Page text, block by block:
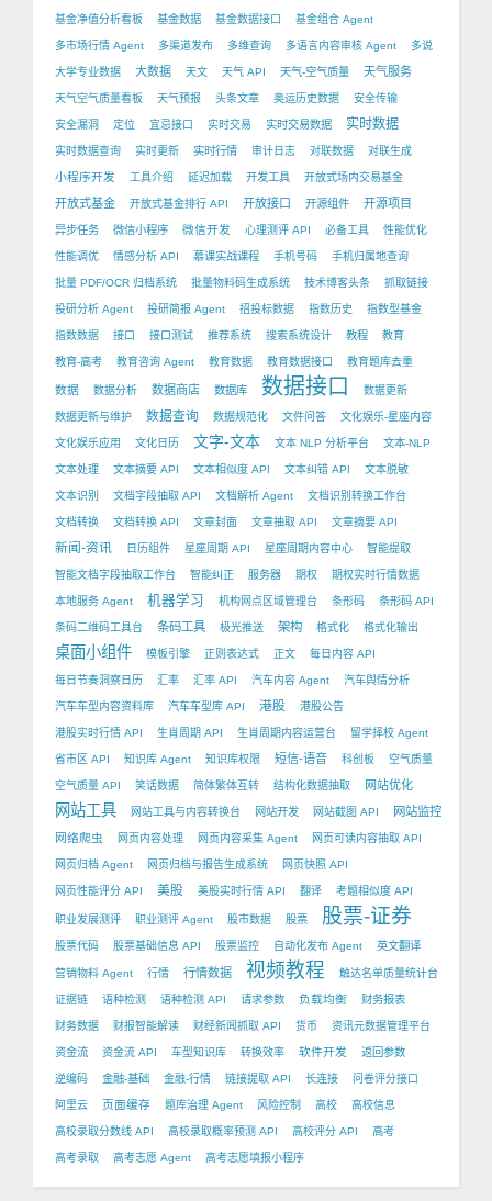
基金净值分析看板 基金数据 基金数据接口 基金组合 Agent
多市场行情 Agent 多渠道发布 多维查询 多语言内容审核 Agent 多说
大学专业数据 大数据 天文 天气 API 天气-空气质量 天气服务
天气空气质量看板 天气预报 头条文章 奥运历史数据 安全传输
安全漏洞 定位 宜忌接口 实时交易 实时交易数据 实时数据
实时数据查询 实时更新 实时行情 审计日志 对联数据 对联生成
小程序开发 工具介绍 延迟加载 开发工具 开放式场内交易基金
开放式基金 开放式基金排行 API 开放接口 开源组件 开源项目
异步任务 微信小程序 微信开发 心理测评 API 必备工具 性能优化
性能调优 情感分析 API 慕课实战课程 手机号码 手机归属地查询
批量 PDF/OCR 归档系统 批量物料码生成系统 技术博客头条 抓取链接
投研分析 Agent 投研简报 Agent 招投标数据 指数历史 指数型基金
指数数据 接口 接口测试 推荐系统 搜索系统设计 教程 教育
教育-高考 教育咨询 Agent 教育数据 教育数据接口 教育题库去重
数据 数据分析 数据商店 数据库 数据接口 数据更新
数据更新与维护 数据查询 数据规范化 文件问答 文化娱乐-星座内容
文化娱乐应用 文化日历 文字-文本 文本 NLP 分析平台 文本-NLP
文本处理 文本摘要 API 文本相似度 API 文本纠错 API 文本脱敏
文本识别 文档字段抽取 API 文档解析 Agent 文档识别转换工作台
文档转换 文档转换 API 文章封面 文章抽取 API 文章摘要 API
新闻-资讯 日历组件 星座周期 API 星座周期内容中心 智能提取
智能文档字段抽取工作台 智能纠正 服务器 期权 期权实时行情数据
本地服务 Agent 机器学习 机构网点区域管理台 条形码 条形码 API
条码二维码工具台 条码工具 极光推送 架构 格式化 格式化输出
桌面小组件 模板引擎 正则表达式 正文 每日内容 API
每日节奏洞察日历 汇率 汇率 API 汽车内容 Agent 汽车舆情分析
汽车车型内容资料库 汽车车型库 API 港股 港股公告
港股实时行情 API 生肖周期 API 生肖周期内容运营台 留学择校 Agent
省市区 API 知识库 Agent 知识库权限 短信-语音 科创板 空气质量
空气质量 API 笑话数据 简体繁体互转 结构化数据抽取 网站优化
网站工具 网站工具与内容转换台 网站开发 网站截图 API
网站监控
网络爬虫
网页内容处理 网页内容采集 Agent 网页可读内容抽取 API
网页归档 Agent 网页归档与报告生成系统 网页快照 API
网页性能评分 API 美股 美股实时行情 API 翻译 考题相似度 API
职业发展测评 职业测评 Agent 股市数据 股票 股票-证券
股票代码 股票基础信息 API 股票监控 自动化发布 Agent 英文翻译
营销物料 Agent 行情 行情数据 视频教程 触达名单质量统计台
证据链 语种检测 语种检测 API 请求参数 负载均衡 财务报表
财务数据 财报智能解读 财经新闻抓取 API 货币 资讯元数据管理平台
资金流 资金流 API 车型知识库 转换效率 软件开发 返回参数
逆编码 金融-基础 金融-行情 链接提取 API 长连接 问卷评分接口
阿里云 页面缓存 题库治理 Agent 风险控制 高校 高校信息
高校录取分数线 API 高校录取概率预测 API 高校评分 API 高考
高考录取 高考志愿 Agent 高考志愿填报小程序